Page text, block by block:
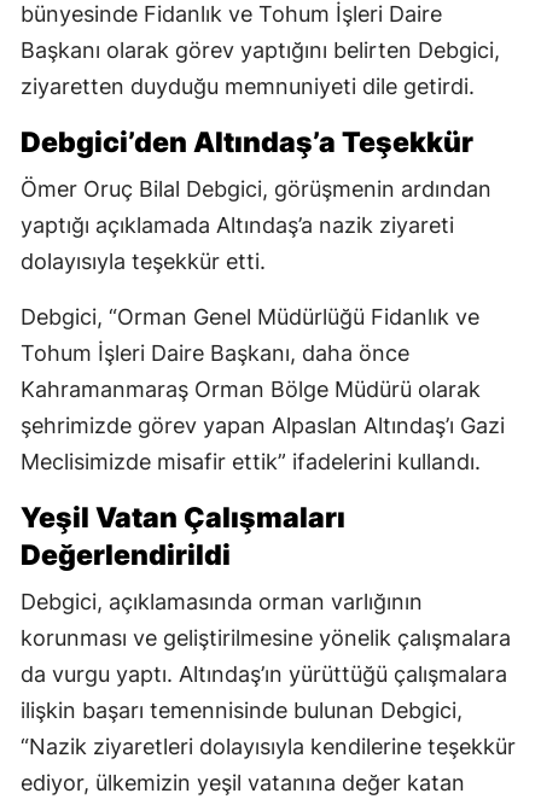
bünyesinde Fidanlık ve Tohum İşleri Daire
Başkanı olarak görev yaptığını belirten Debgici,
ziyaretten duyduğu memnuniyeti dile getirdi.
Debgici’den Altındaş’a Teşekkür
Ömer Oruç Bilal Debgici, görüşmenin ardından
yaptığı açıklamada Altındaş’a nazik ziyareti
dolayısıyla teşekkür etti.
Debgici, “Orman Genel Müdürlüğü Fidanlık ve
Tohum İşleri Daire Başkanı, daha önce
Kahramanmaraş Orman Bölge Müdürü olarak
şehrimizde görev yapan Alpaslan Altındaş’ı Gazi
Meclisimizde misafir ettik” ifadelerini kullandı.
Yeşil Vatan Çalışmaları
Değerlendirildi
Debgici, açıklamasında orman varlığının
korunması ve geliştirilmesine yönelik çalışmalara
da vurgu yaptı. Altındaş’ın yürüttüğü çalışmalara
ilişkin başarı temennisinde bulunan Debgici,
“Nazik ziyaretleri dolayısıyla kendilerine teşekkür
ediyor, ülkemizin yeşil vatanına değer katan